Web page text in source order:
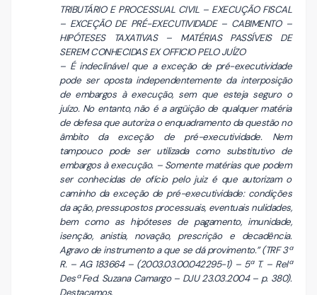
TRIBUTÁRIO E PROCESSUAL CIVIL – EXECUÇÃO FISCAL
– EXCEÇÃO DE PRÉ-EXECUTIVIDADE – CABIMENTO –
HIPÓTESES TAXATIVAS – MATÉRIAS PASSÍVEIS DE
SEREM CONHECIDAS EX OFFICIO PELO JUÍZO
– É indeclinável que a exceção de pré-executividade
pode ser oposta independentemente da interposição
de embargos à execução, sem que esteja seguro o
juízo. No entanto, não é a argüição de qualquer matéria
de defesa que autoriza o enquadramento da questão no
âmbito da exceção de pré-executividade. Nem
tampouco pode ser utilizada como substitutivo de
embargos à execução. – Somente matérias que podem
ser conhecidas de ofício pelo juiz é que autorizam o
caminho da exceção de pré-executividade: condições
da ação, pressupostos processuais, eventuais nulidades,
bem como as hipóteses de pagamento, imunidade,
isenção, anistia, novação, prescrição e decadência.
Agravo de instrumento a que se dá provimento.” (TRF 3ª
R. – AG 183664 – (2003.03.00.042295-1) – 5ª T. – Relª
Desª Fed. Suzana Camargo – DJU 23.03.2004 – p. 380).
Destacamos.